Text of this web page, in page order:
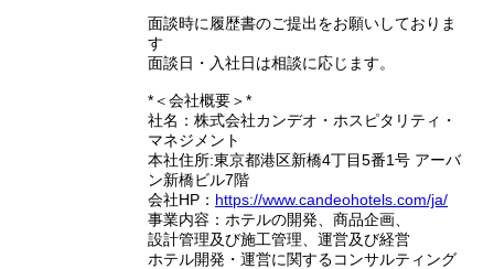
面談時に履歴書のご提出をお願いしておりま
す
面談日・入社日は相談に応じます。
*＜会社概要＞*
社名：株式会社カンデオ・ホスピタリティ・
マネジメント
本社住所:東京都港区新橋4丁目5番1号 アーバ
ン新橋ビル7階
会社HP： https://www.candeohotels.com/ja/
事業内容：ホテルの開発、商品企画、
設計管理及び施工管理、運営及び経営
ホテル開発・運営に関するコンサルティング